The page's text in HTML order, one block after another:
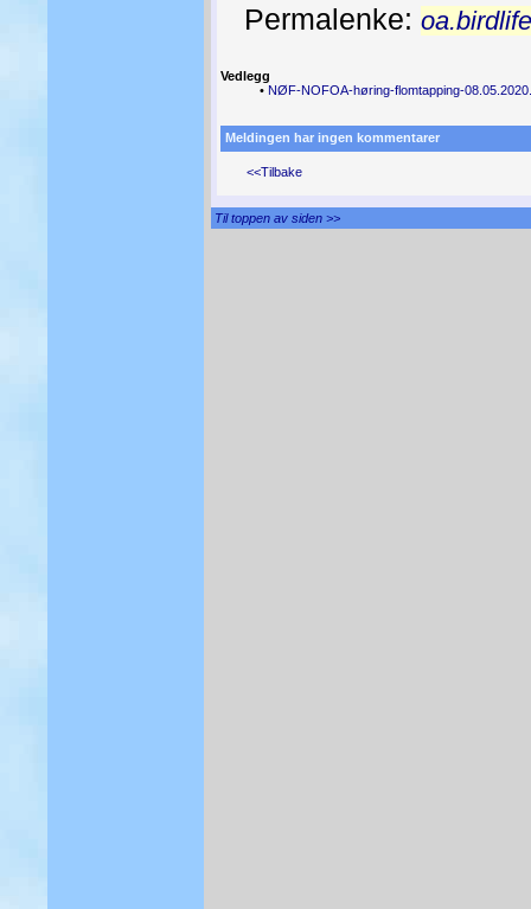
Permalenke:
Vedlegg
• NØF-NOFOA-høring-flomtapping-
Meldingen har ingen kommentarer
<<Tilbake
Til toppen av siden >>